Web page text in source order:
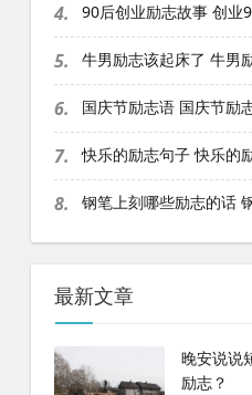
4. 90后创业励志故事 创业
5. 牛男励志该起床了 牛男
6. 国庆节励志语 国庆节励
7. 快乐的励志句子 快乐的
8. 钢笔上刻哪些励志的话
最新文章
晚安说说
励志？